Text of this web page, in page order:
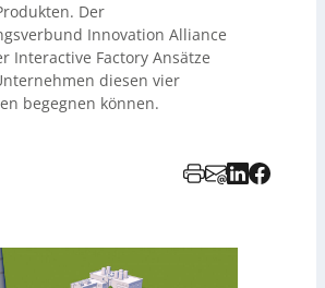
Der
Innovation Alliance
Interactive Factory Ansätze
diesen vier
begegnen können.